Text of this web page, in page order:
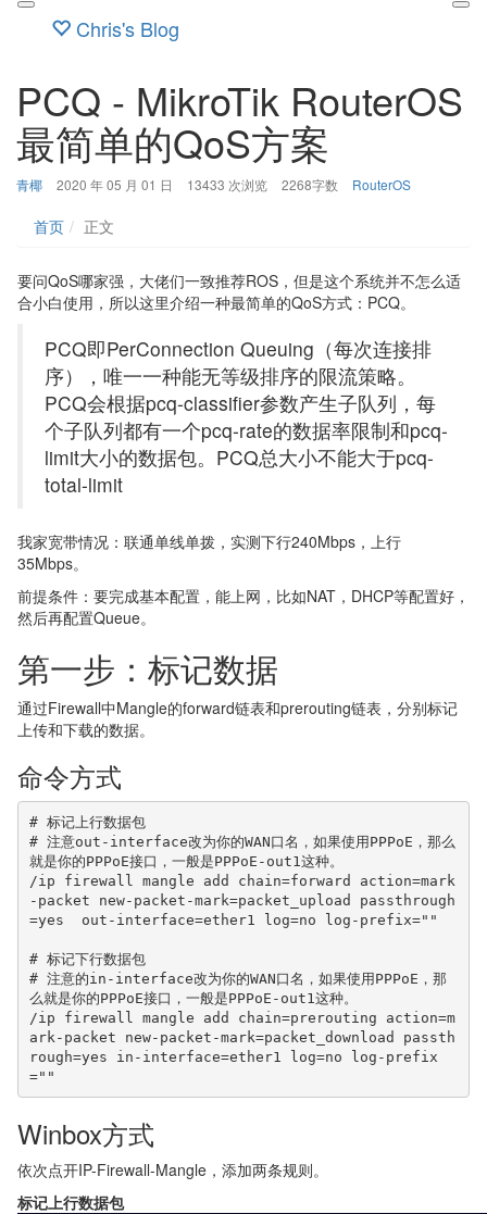
Chris's Blog
PCQ - MikroTik RouterOS
最简单的QoS方案
博
青椰
发
时
间：
2020 年 05 月 01 日 13433 次浏览 2268字数
分
RouterOS
首页 正文
要问QoS哪家强，大佬们一致推荐ROS，但是这个系统并不怎么适
合小白使用，所以这里介绍一种最简单的QoS方式：PCQ。
PCQ即PerConnection Queuing（每次连接排
序），唯一一种能无等级排序的限流策略。
PCQ会根据pcq-classifier参数产生子队列，每
个子队列都有一个pcq-rate的数据率限制和pcq-
limit大小的数据包。PCQ总大小不能大于pcq-
total-limit
我家宽带情况：联通单线单拨，实测下行240Mbps，上行
35Mbps。
前提条件：要完成基本配置，能上网，比如NAT，DHCP等配置好，
然后再配置Queue。
第一步：标记数据
通过Firewall中Mangle的forward链表和prerouting链表，分别标记
上传和下载的数据。
命令方式
# 标记上行数据包
# 注意out-interface改为你的WAN口名，如果使用PPPoE，那么
就是你的PPPoE接口，一般是PPPoE-out1这种。
/ip firewall mangle add chain=forward action=mark
-packet new-packet-mark=packet_upload passthrough
=yes  out-interface=ether1 log=no log-prefix=""
# 标记下行数据包
# 注意的in-interface改为你的WAN口名，如果使用PPPoE，那
么就是你的PPPoE接口，一般是PPPoE-out1这种。
/ip firewall mangle add chain=prerouting action=m
ark-packet new-packet-mark=packet_download passth
rough=yes in-interface=ether1 log=no log-prefix
=""
Winbox方式
依次点开IP-Firewall-Mangle，添加两条规则。
标记上行数据包